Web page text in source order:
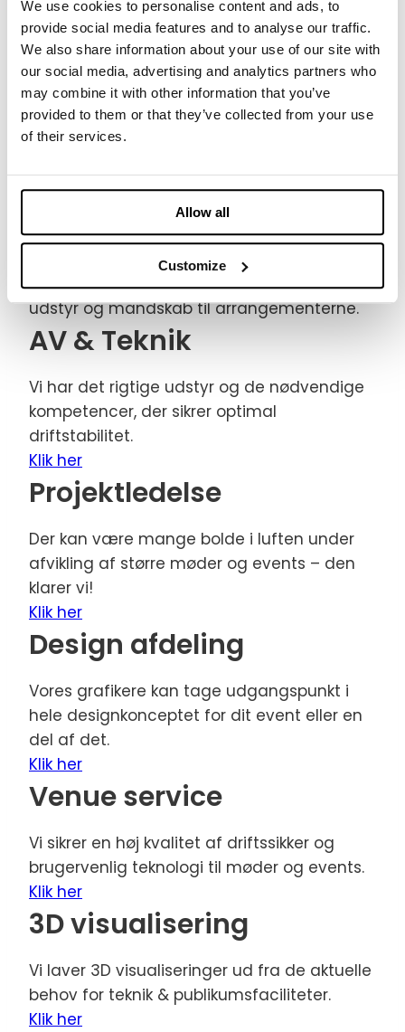
We use cookies to personalise content and ads, to
provide social media features and to analyse our traffic.
We also share information about your use of our site with
our social media, advertising and analytics partners who
may combine it with other information that you’ve
provided to them or that they’ve collected from your use
of their services.
Allow all
Customize
varemærke og det skal fremstå lige så
kreativt, inspirerende og professionelt som
jer selv. Det vigtigste du skal vide er, at vi
altid vil gøre os umage og hjælpe dig med
at løfte din stand eller udstilling til en større
succes.
all-in-one services til
Vore services er tilpasset individuelle behov
for skalering, når der kræves lidt ekstra
udstyr og mandskab til arrangementerne.
AV & Teknik
Vi har det rigtige udstyr og de nødvendige
kompetencer, der sikrer optimal
driftstabilitet.
Klik her
Projektledelse
Der kan være mange bolde i luften under
afvikling af større møder og events – den
klarer vi!
Klik her
Design afdeling
Vores grafikere kan tage udgangspunkt i
hele designkonceptet for dit event eller en
del af det.
Klik her
Venue service
Vi sikrer en høj kvalitet af driftssikker og
brugervenlig teknologi til møder og events.
Klik her
3D visualisering
Vi laver 3D visualiseringer ud fra de aktuelle
behov for teknik & publikumsfaciliteter.
Klik her